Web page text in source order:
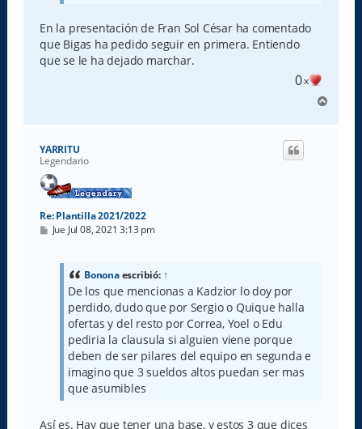
En la presentación de Fran Sol César ha comentado
que Bigas ha pedido seguir en primera. Entiendo
que se le ha dejado marchar.
0x
r
YARRITU
Legendario
Re: Plantilla 2021/2022
M
Jue Jul 08, 2021 3:13 pm
Bononaescribió: ↑
De los que mencionas a Kadzior lo doy por
perdido, dudo que por Sergio o Quique halla
ofertas y del resto por Correa, Yoel o Edu
pediria la clausula si alguien viene porque
deben de ser pilares del equipo en segunda e
imagino que 3 sueldos altos puedan ser mas
que asumibles
Así es. Hay que tener una base, y estos 3 que dices